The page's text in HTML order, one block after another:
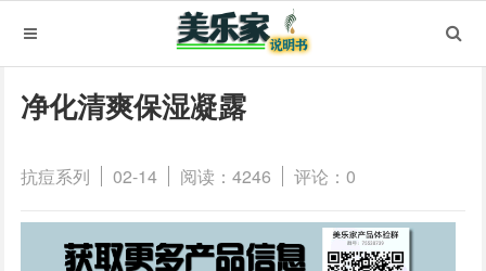
净化清爽保湿凝露
抗痘系列 02-14 阅读：4246 评论：0